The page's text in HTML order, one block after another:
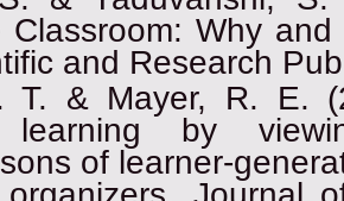
Classroom: Why
and Research
T. & Mayer, R. E.
learning by
of learner-